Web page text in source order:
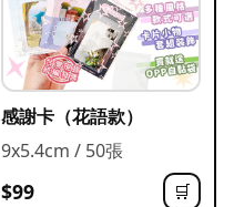
感謝卡（花語款）
9x5.4cm / 50張
$99 🛒